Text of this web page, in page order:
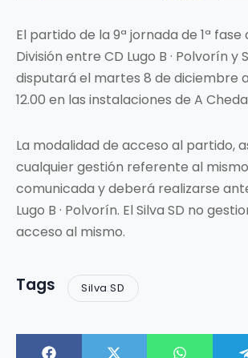
El partido de la 9ª jornada de 1ª
División entre CD Lugo B · Polvorín y
disputará el martes 8 de diciembre
12.00 en las instalaciones de A
La modalidad de acceso al partido,
cualquier gestión referente al
comunicada y deberá realizarse
Lugo B · Polvorín. El Silva SD no
acceso al mismo.
Tags Silva SD